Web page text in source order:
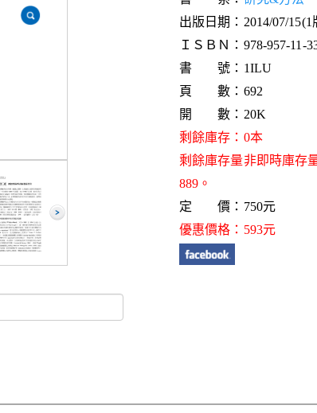
出版日期：2014/07/15(1
ＩＳＢＮ：978-957-11-
書 號：1ILU
頁 數：692
開 數：20K
剩餘庫存：0本
剩餘庫存量非即時庫存
889。
定 價：750元
優惠價格：593元